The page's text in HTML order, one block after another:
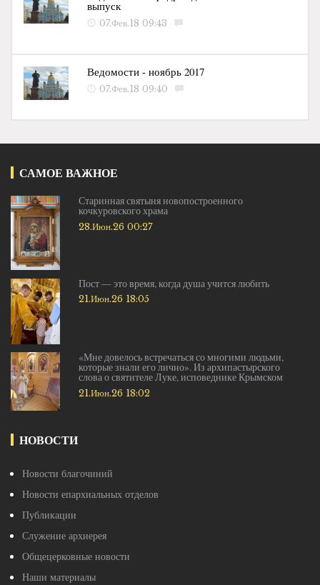
выпуск
07.Фев.18 09:43
Ведомости - ноябрь 2017
07.Фев.18 09:40
САМОЕ ВАЖНОЕ
Старинная святыня новопостроенного
кочкуровского храма
28.Июн.26 00:27
Пост — это время, когда душа учится любить
21.Июн.26 18:05
«Мне довелось встречаться со многими людьми,
которые знали его лично». Из архипастырского
слова о святителе Луке, исповеднике Крымском
21.Июн.26 18:02
НОВОСТИ
Новости благочиний
Новости епархиальных отделов
Публикации
Служение архиерея
Общецерковные новости
Наши материалы